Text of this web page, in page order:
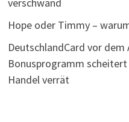
Hope oder Timmy –
DeutschlandCard vor dem
Bonusprogramm
Handel verrät